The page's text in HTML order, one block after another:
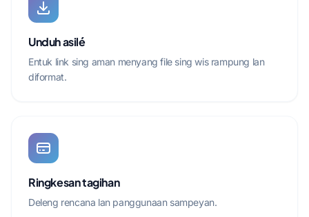
Unduh asilé
Entuk link sing aman menyang file sing wis rampung lan
diformat.
Ringkesan tagihan
Deleng rencana lan panggunaan sampeyan.